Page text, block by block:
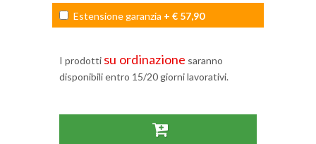
Estensione garanzia + € 57,90
I prodotti su ordinazione saranno
disponibili entro 15/20 giorni lavorativi.